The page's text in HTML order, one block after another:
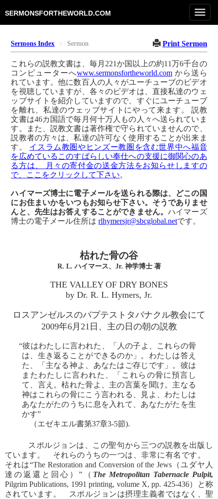
SERMONSFORTHEWORLD.COM
Sermons Index Sermon Print Sermon
これらの説教文書は、毎月221か国以上の約11万6千台の
コンピューターへwww.sermonsfortheworld.comから送ら
れています。他に数百人の人々がユーチューブのビデオ
を視聴していますが、各々のビデオは、直接私達のウェ
ッブサイトを紹介していますので、すぐにユーチューブ
を離れ、私達のウェッブサイトにやって来ます。 説教
文書は46カ国語で毎月何十万人もの人々へ送られていま
す。また、説教文書は著作権で守られていませんので、
説教者の方々は、私達の許可なく使用することが出来ま
す。 イスラム教圏やヒンズー教圏を含む世界中へ福音
を広めているこのすばらしい奉仕への支援に御関心のあ
る方は、 月々の寄付金の送金方法をお知らせしますの
で、ここをクリックして下さい。
ハイマーズ博士に電子メールを送られる際は、どこの国
にお住まいかをいつもお知らせ下さい。そうでありませ
んと、先生はお答えすることができません。ハイマーズ
博士の電子メール住所はrlhymersjr@sbcglobal.netです。
枯れた骨の谷
R. L. ハイマース、Jr. 神学博士 著
THE VALLEY OF DRY BONES
by Dr. R. L. Hymers, Jr.
ロスアンゼルスのバプテストタバナクル教会にて
2009年6月21日、主の日の朝の説教
“彼はわたしに言われた、「人の子よ、これらの骨
は、生き返ることができるのか」。わたしは答え
た、「主なる神よ、あなたはご存じです」。彼は
またわたしに言われた、「これらの骨に預言し
て、言え。枯れた骨よ、主の言葉を聞け。主なる
神はこれらの骨にこう言われる、見よ、わたしは
あなたがたのうちに息を入れて、あなたがたを生
かす”
（エゼキエル書第37章3-5節).
スポルジョンは、この聖句から三つの説教を出版し
ています。 それらのうちの一つは、非常に有名です。
それは“The Restoration and Conversion of the Jews（ユダヤ人
達の返還と回心）”（ The Metropolitan Tabernacle Pulpit,
Pilgrim Publications, 1991 printing, volume X, pp. 425-436）と称
されています。 スポルジョンは摂理主義者ではなく、聖